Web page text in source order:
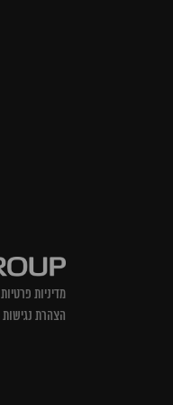
מדיניות פרטיות
הצהרת נגישות